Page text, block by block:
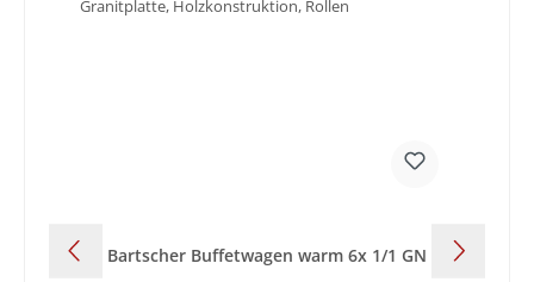
Bartscher Buffetwagen warm 6x 1/1 GN